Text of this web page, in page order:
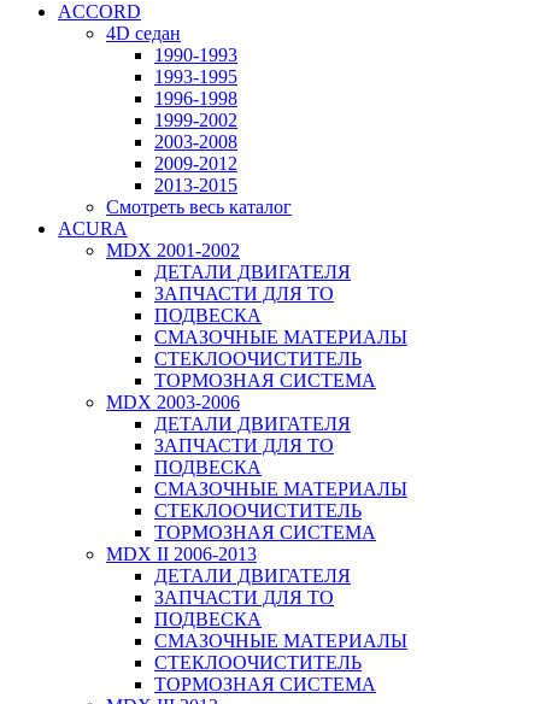
ACCORD
4D седан
1990-1993
1993-1995
1996-1998
1999-2002
2003-2008
2009-2012
2013-2015
Смотреть весь каталог
ACURA
MDX 2001-2002
ДЕТАЛИ ДВИГАТЕЛЯ
ЗАПЧАСТИ ДЛЯ ТО
ПОДВЕСКА
СМАЗОЧНЫЕ МАТЕРИАЛЫ
СТЕКЛООЧИСТИТЕЛЬ
ТОРМОЗНАЯ СИСТЕМА
MDX 2003-2006
ДЕТАЛИ ДВИГАТЕЛЯ
ЗАПЧАСТИ ДЛЯ ТО
ПОДВЕСКА
СМАЗОЧНЫЕ МАТЕРИАЛЫ
СТЕКЛООЧИСТИТЕЛЬ
ТОРМОЗНАЯ СИСТЕМА
MDX II 2006-2013
ДЕТАЛИ ДВИГАТЕЛЯ
ЗАПЧАСТИ ДЛЯ ТО
ПОДВЕСКА
СМАЗОЧНЫЕ МАТЕРИАЛЫ
СТЕКЛООЧИСТИТЕЛЬ
ТОРМОЗНАЯ СИСТЕМА